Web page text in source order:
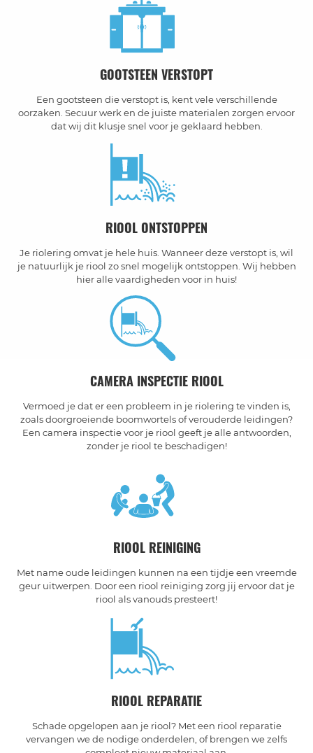
GOOTSTEEN VERSTOPT
Een gootsteen die verstopt is, kent vele verschillende
oorzaken. Secuur werk en de juiste materialen zorgen ervoor
dat wij dit klusje snel voor je geklaard hebben.
RIOOL ONTSTOPPEN
Je riolering omvat je hele huis. Wanneer deze verstopt is, wil
je natuurlijk je riool zo snel mogelijk ontstoppen. Wij hebben
hier alle vaardigheden voor in huis!
CAMERA INSPECTIE RIOOL
Vermoed je dat er een probleem in je riolering te vinden is,
zoals doorgroeiende boomwortels of verouderde leidingen?
Een camera inspectie voor je riool geeft je alle antwoorden,
zonder je riool te beschadigen!
RIOOL REINIGING
Met name oude leidingen kunnen na een tijdje een vreemde
geur uitwerpen. Door een riool reiniging zorg jij ervoor dat je
riool als vanouds presteert!
RIOOL REPARATIE
Schade opgelopen aan je riool? Met een riool reparatie
vervangen we de nodige onderdelen, of brengen we zelfs